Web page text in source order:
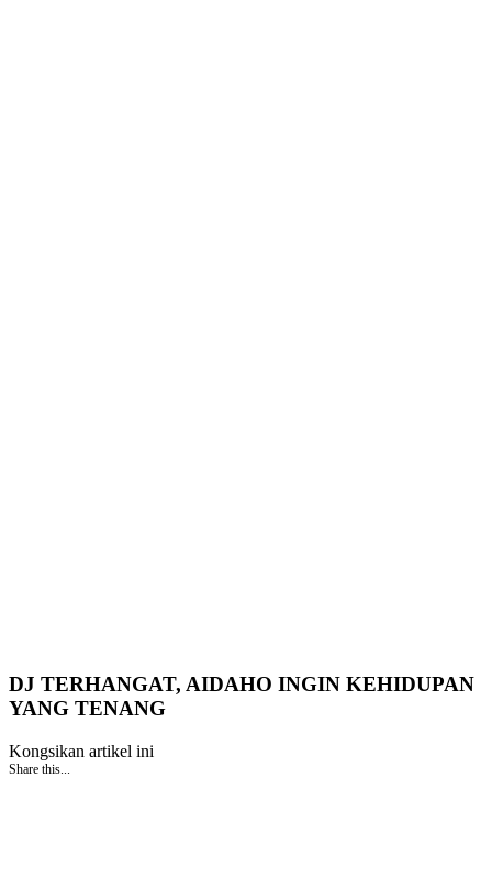
DJ TERHANGAT, AIDAHO INGIN KEHIDUPAN
YANG TENANG
Kongsikan artikel ini
Share this...